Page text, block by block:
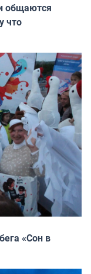
общаются
что
«Сон в